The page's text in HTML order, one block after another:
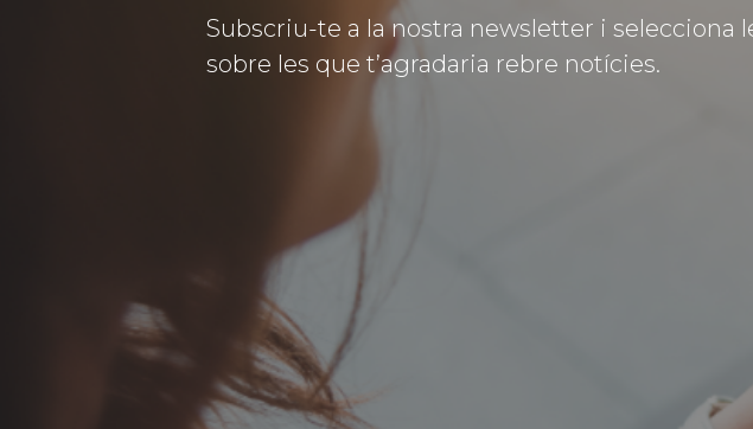
Subscriu-te a la nostra newsletter i selecciona
sobre les que t’agradaria rebre notícies.